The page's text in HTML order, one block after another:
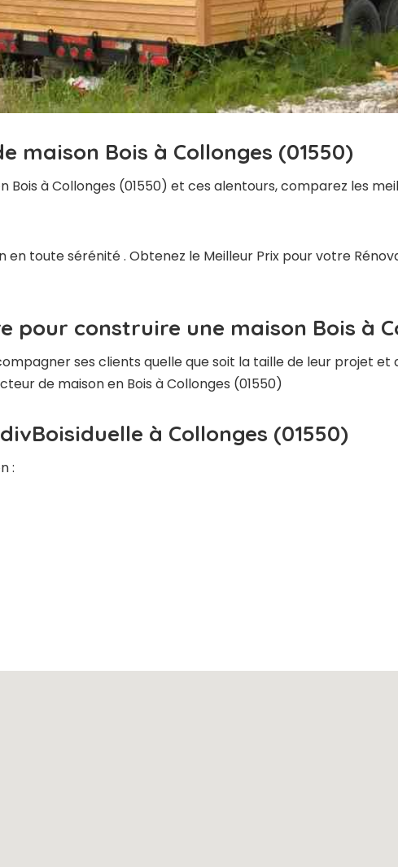
maison Bois à Collonges (01550)
Bois à Collonges (01550) et ces alentours, comparez les
toute sérénité . Obtenez le Meilleur Prix pour votre
pour construire une maison Bois à
ses clients quelle que soit la taille de leur projet et
de maison en Bois à Collonges (01550)
à Collonges (01550)
: